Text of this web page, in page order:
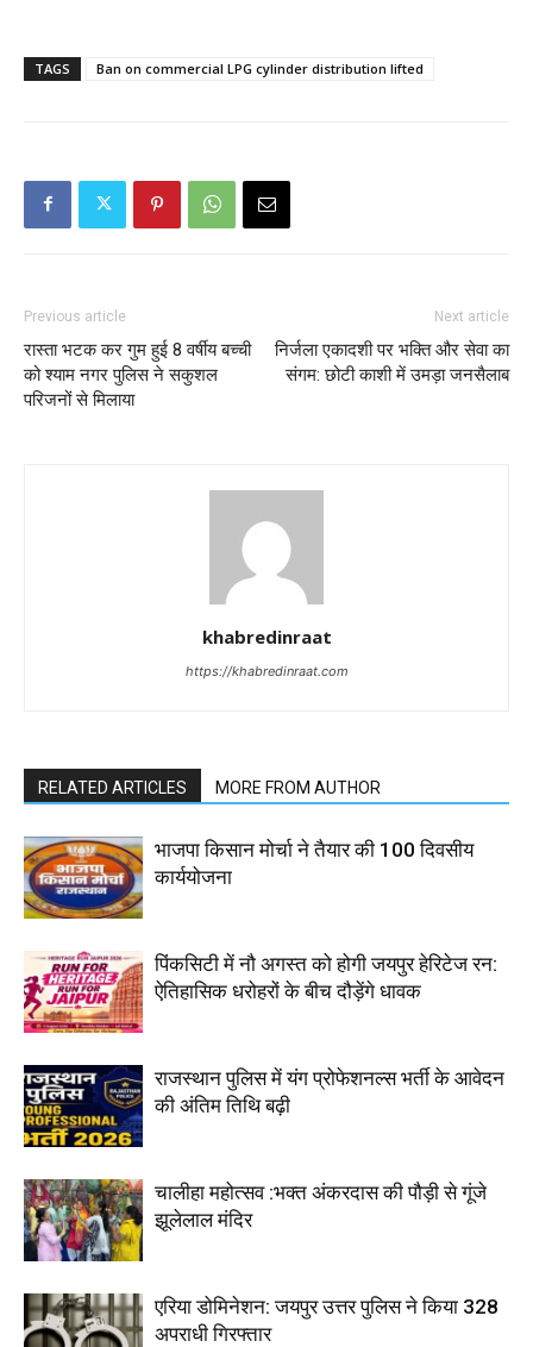
TAGS Ban on commercial LPG cylinder distribution lifted
Previous article
रास्ता भटक कर गुम हुई 8 वर्षीय बच्ची
को श्याम नगर पुलिस ने सकुशल
परिजनों से मिलाया
Next article
निर्जला एकादशी पर भक्ति और सेवा का
संगम: छोटी काशी में उमड़ा जनसैलाब
khabredinraat
https://khabredinraat.com
RELATED ARTICLES MORE FROM AUTHOR
भाजपा किसान मोर्चा ने तैयार की 100 दिवसीय
कार्ययोजना
पिंकसिटी में नौ अगस्त को होगी जयपुर हेरिटेज रन:
ऐतिहासिक धरोहरों के बीच दौड़ेंगे धावक
राजस्थान पुलिस में यंग प्रोफेशनल्स भर्ती के आवेदन
की अंतिम तिथि बढ़ी
चालीहा महोत्सव :भक्त अंकरदास की पौड़ी से गूंजे
झूलेलाल मंदिर
एरिया डोमिनेशन: जयपुर उत्तर पुलिस ने किया 328
अपराधी गिरफ्तार